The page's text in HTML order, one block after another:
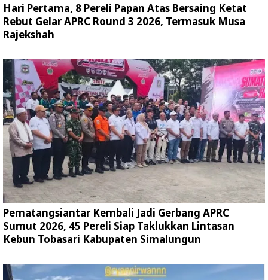
Hari Pertama, 8 Pereli Papan Atas Bersaing Ketat
Rebut Gelar APRC Round 3 2026, Termasuk Musa
Rajekshah
Pematangsiantar Kembali Jadi Gerbang APRC
Sumut 2026, 45 Pereli Siap Taklukkan Lintasan
Kebun Tobasari Kabupaten Simalungun